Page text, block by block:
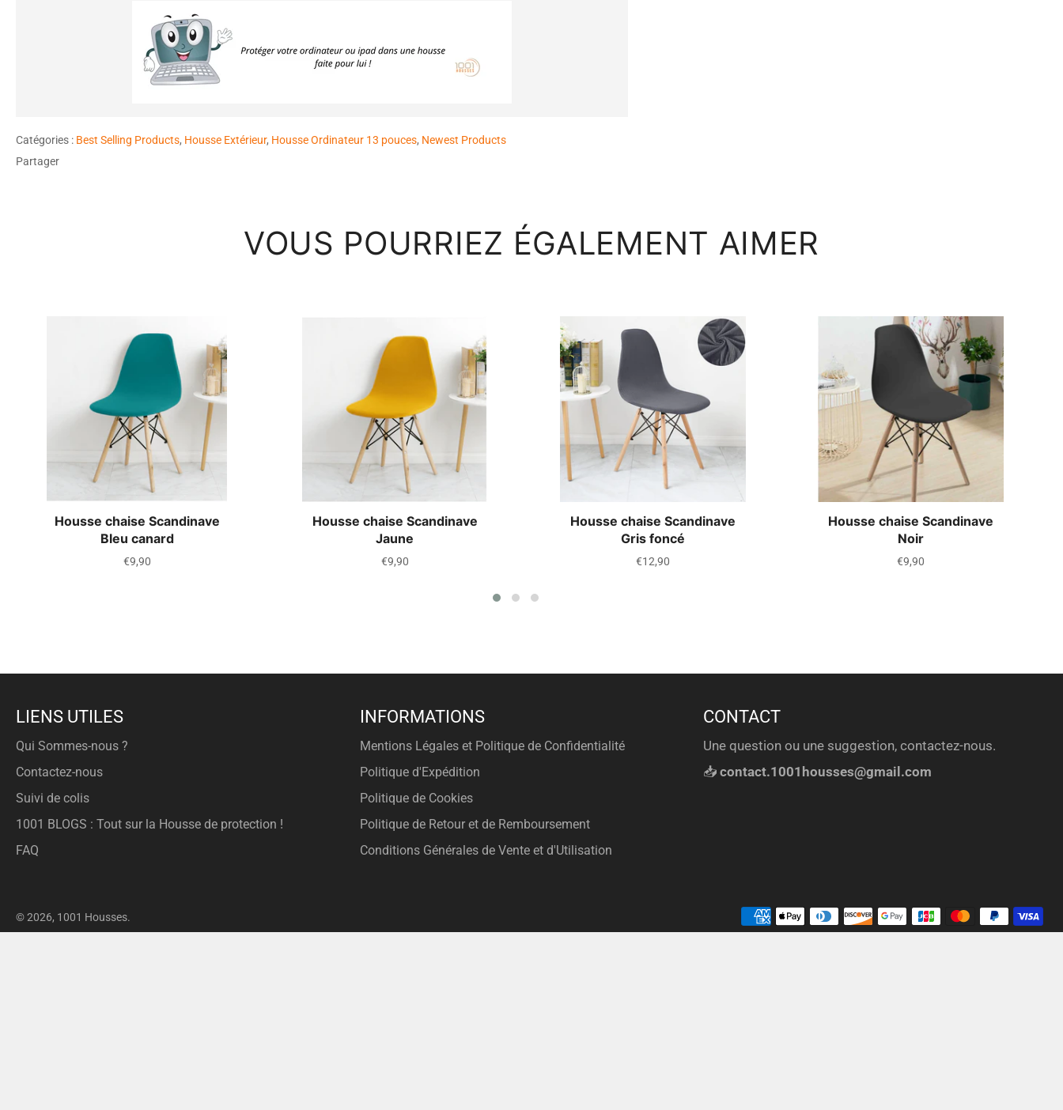
Catégories : Best Selling Products, Housse Extérieur, Housse Ordinateur 13 pouces, Newest Products
Partager
VOUS POURRIEZ ÉGALEMENT AIMER
Housse chaise Scandinave
Bleu canard
Prix
€9,90
Housse chaise Scandinave
Jaune
Prix
€9,90
Housse chaise Scandinave
Gris foncé
Prix
€12,90
Housse chaise Scandinave
Noir
Prix
€9,90
LIENS UTILES
Qui Sommes-nous ?
Contactez-nous
Suivi de colis
1001 BLOGS : Tout sur la Housse de protection !
FAQ
INFORMATIONS
Mentions Légales et Politique de Confidentialité
Politique d'Expédition
Politique de Cookies
Politique de Retour et de Remboursement
Conditions Générales de Vente et d'Utilisation
CONTACT
Une question ou une suggestion, contactez-nous.
📥contact.1001housses@gmail.com
© 2026, 1001 Housses.